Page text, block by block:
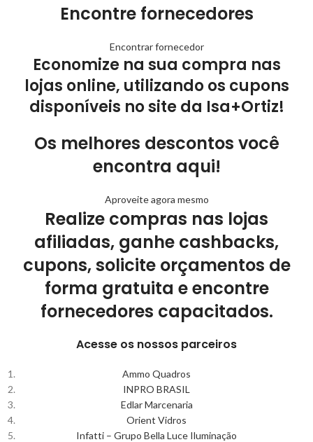
Encontre fornecedores
Encontrar fornecedor
Economize na sua compra nas
lojas online, utilizando os cupons
disponíveis no site da Isa+Ortiz!
Os melhores descontos você
encontra aqui!
Aproveite agora mesmo
Realize compras nas lojas
afiliadas, ganhe cashbacks,
cupons, solicite orçamentos de
forma gratuita e encontre
fornecedores capacitados.
Acesse os nossos parceiros
Ammo Quadros
INPRO BRASIL
Edlar Marcenaria
Orient Vidros
Infatti – Grupo Bella Luce Iluminação